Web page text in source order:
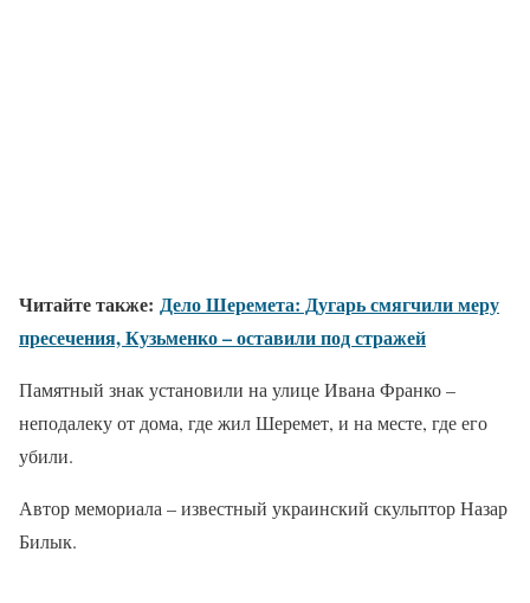
Читайте также: Дело Шеремета: Дугарь смягчили меру
пресечения, Кузьменко – оставили под стражей
Памятный знак установили на улице Ивана Франко –
неподалеку от дома, где жил Шеремет, и на месте, где его
убили.
Автор мемориала – известный украинский скульптор Назар
Билык.